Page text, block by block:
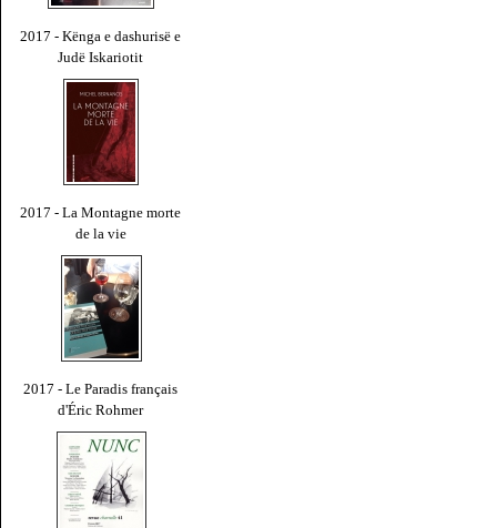
2017 - Kënga e dashurisë e
Judë Iskariotit
2017 - La Montagne morte
de la vie
2017 - Le Paradis français
d'Éric Rohmer